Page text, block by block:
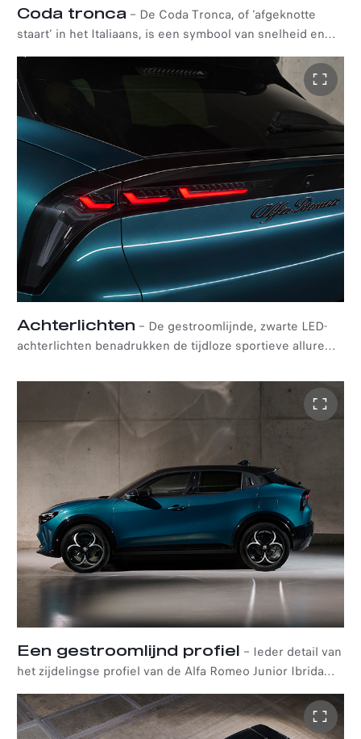
Coda tronca​ – De Coda Tronca, of 'afgeknotte
staart' in het Italiaans, is een symbool van snelheid en
souplesse en een tijdloos designkenmerk voor Alfa
Romeo. Het is opnieuw vormgegeven voor de nieuwe en
sportieve Alfa Romeo Junior en een stijlelement dat
herinnert aan de raceauto's uit het verleden en
tegelijkertijd bijdraagt aan de aerodynamische prestaties
van de auto.
Achterlichten – De gestroomlijnde, zwarte LED-
achterlichten benadrukken de tijdloze sportieve allure
Junior vanuit elk oogpunt in het oog springt. De
verlichting is naadloos geïntegreerd in de lijnen van de
sportieve, compacte Alfa Romeo Junior en accentueren
het kenmerkende lijnenspel aan de achterzijde in
combinatie met het iconische Coda Tronca-design.
Een gestroomlijnd profiel – Ieder detail van
het zijdelingse profiel van de Alfa Romeo Junior Ibrida
belichaamt durf, sportiviteit en zijn innovatieve styling:
van de strakke lijnen op de carrosserie die met precisie
zijn geplaatst tot de dynamische contouren vol karakter.